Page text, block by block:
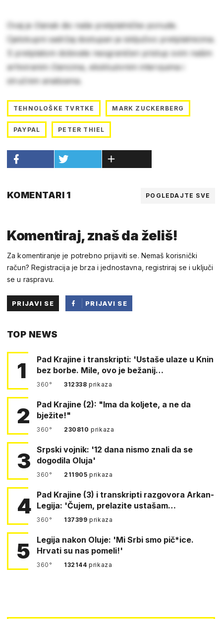
Ovaj je članak dio naše pretplatničke ponude.
Cjelokupni sadržaj dostupan je isključivo pretplatnicima.
S pretplatom dobivate neograničen pristup svim našim
arhiviranim člancima, ekskluzivnim intervjuima i
stručnim analizama.
TEHNOLOŠKE TVRTKE MARK ZUCKERBERG
PAYPAL PETER THIEL
KOMENTARI 1 POGLEDAJTE SVE
Komentiraj, znaš da želiš!
Za komentiranje je potrebno prijaviti se. Nemaš korisnički
račun? Registracija je brza i jednostavna, registriraj se i uključi
se u raspravu.
PRIJAVI SE
PRIJAVI SE
TOP NEWS
1
Pad Krajine i transkripti: 'Ustaše ulaze u Knin
bez borbe. Mile, ovo je bežanij…
360° 312338prikaza
2
Pad Krajine (2): "Ima da koljete, a ne da
bježite!"
360° 230810prikaza
3
Srpski vojnik: '12 dana nismo znali da se
dogodila Oluja'
360° 211905prikaza
4 Pad Krajine (3) i transkripti razgovora Arkan-
Legija: 'Čujem, prelazite ustašam…
360° 137399prikaza
5
Legija nakon Oluje: 'Mi Srbi smo pič*ice.
Hrvati su nas pomeli!'
360° 132144prikaza